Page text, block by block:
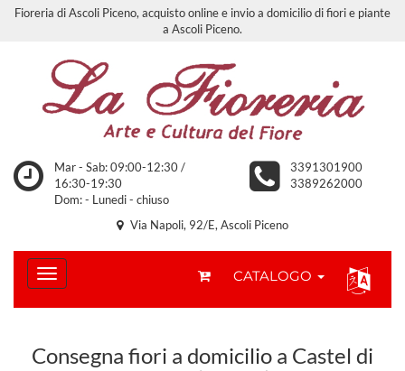
Fioreria di Ascoli Piceno, acquisto online e invio a domicilio di fiori e piante
a Ascoli Piceno.
Mar - Sab: 09:00-12:30 /
16:30-19:30
Dom: - Lunedi - chiuso
3391301900
3389262000
Via Napoli, 92/E, Ascoli Piceno
CATALOGO
Consegna fiori a domicilio a Castel di